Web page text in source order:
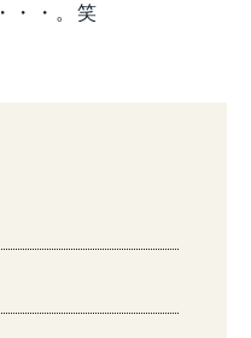
・・。笑